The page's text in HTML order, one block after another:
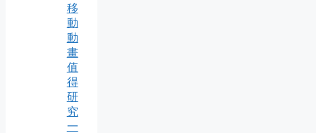
移
動
動
畫
值
得
研
究
一